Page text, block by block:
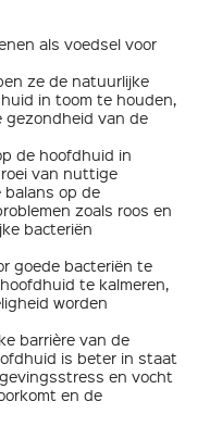
als voedsel voor
ze de natuurlijke
in toom te houden,
gezondheid van de
de hoofdhuid in
van nuttige
balans op de
zoals roos en
bacteriën
goede bacteriën te
te kalmeren,
worden
barrière van de
is beter in staat
en vocht
en de